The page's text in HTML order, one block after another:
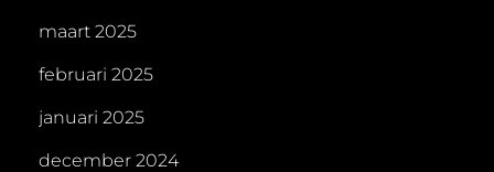
maart 2025
februari 2025
januari 2025
december 2024